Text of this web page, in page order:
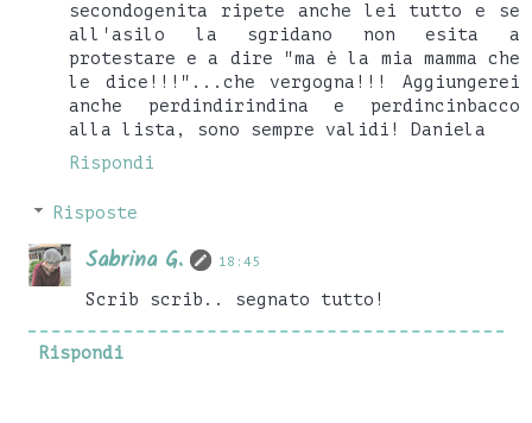
secondogenita ripete anche lei tutto e se
all'asilo la sgridano non esita a
protestare e a dire "ma è la mia mamma che
le dice!!!"...che vergogna!!! Aggiungerei
anche perdindirindina e perdincinbacco
alla lista, sono sempre validi! Daniela
Rispondi
Risposte
Sabrina G. 18:45
Scrib scrib.. segnato tutto!
Rispondi